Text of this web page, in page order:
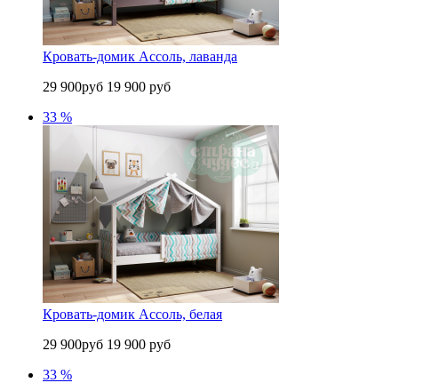
Кровать-домик Ассоль, лаванда
29 900руб 19 900 руб
33 %
Кровать-домик Ассоль, белая
29 900руб 19 900 руб
33 %